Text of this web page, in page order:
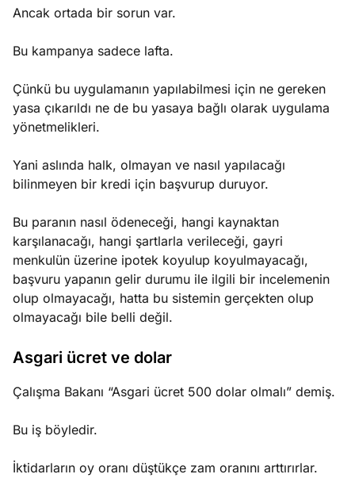
Ancak ortada bir sorun var.
Bu kampanya sadece lafta.
Çünkü bu uygulamanın yapılabilmesi için ne gereken
yasa çıkarıldı ne de bu yasaya bağlı olarak uygulama
yönetmelikleri.
Yani aslında halk, olmayan ve nasıl yapılacağı
bilinmeyen bir kredi için başvurup duruyor.
Bu paranın nasıl ödeneceği, hangi kaynaktan
karşılanacağı, hangi şartlarla verileceği, gayri
menkulün üzerine ipotek koyulup koyulmayacağı,
başvuru yapanın gelir durumu ile ilgili bir incelemenin
olup olmayacağı, hatta bu sistemin gerçekten olup
olmayacağı bile belli değil.
Asgari ücret ve dolar
Çalışma Bakanı “Asgari ücret 500 dolar olmalı” demiş.
Bu iş böyledir.
İktidarların oy oranı düştükçe zam oranını arttırırlar.